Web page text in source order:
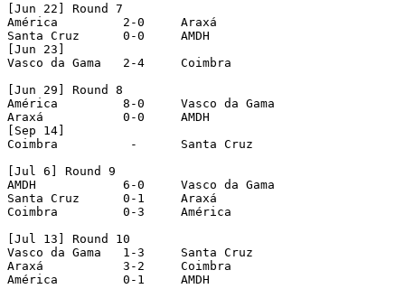
[Jun 22] Round 7
América   	2-0	Araxá
Santa Cruz  	0-0	AMDH
[Jun 23]
Vasco da Gama  	2-4	Coimbra
[Jun 29] Round 8
América   	8-0	Vasco da Gama
Araxá		0-0	AMDH
[Sep 14]
Coimbra   	 -	Santa Cruz
[Jul 6] Round 9
AMDH   		6-0	Vasco da Gama
Santa Cruz  	0-1	Araxá
Coimbra   	0-3	América
[Jul 13] Round 10
Vasco da Gama  	1-3	Santa Cruz
Araxá		3-2	Coimbra
América   	0-1	AMDH